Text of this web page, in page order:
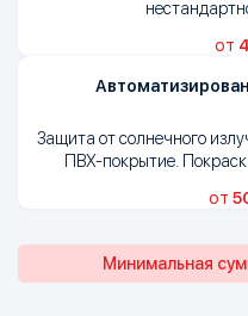
от
Защита от солнечного
ПВХ-покрытие.
от
Минимальная